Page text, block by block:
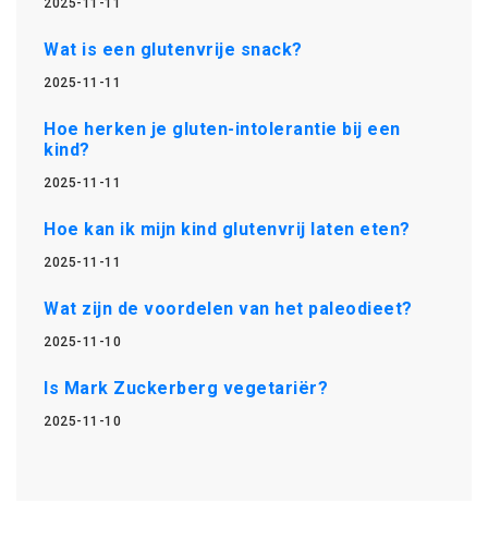
2025-11-11
Wat is een glutenvrije snack?
2025-11-11
Hoe herken je gluten-intolerantie bij een
kind?
2025-11-11
Hoe kan ik mijn kind glutenvrij laten eten?
2025-11-11
Wat zijn de voordelen van het paleodieet?
2025-11-10
Is Mark Zuckerberg vegetariër?
2025-11-10